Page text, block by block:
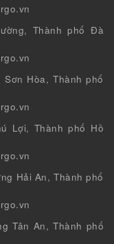
Thành phố Đà
Hòa, Thành phố
Lợi, Thành phố Hồ
Hải An, Thành phố
Tân An, Thành phố